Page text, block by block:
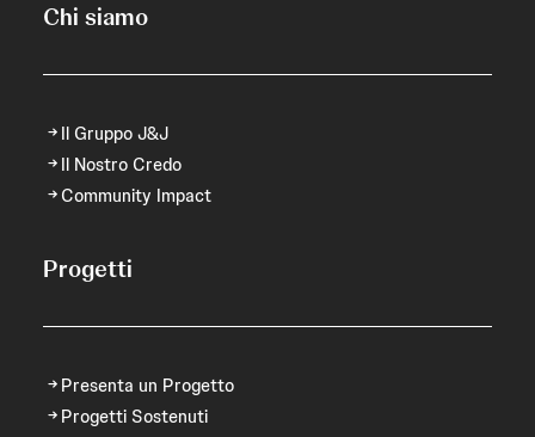
Chi siamo
Il Gruppo J&J
Il Nostro Credo
Community Impact
Progetti
Presenta un Progetto
Progetti Sostenuti